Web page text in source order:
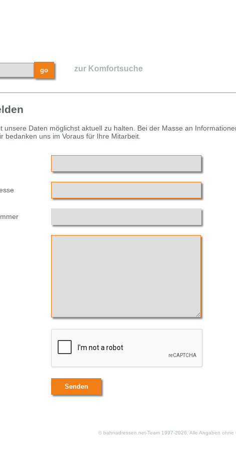
zur Komfortsuche
unsere Daten möglichst aktuell zu halten. Bei der Masse an
bedanken uns im Voraus für Ihre Mitarbeit.
© bahnadressen.net-Team 1997-2026. Alle Angaben ohne